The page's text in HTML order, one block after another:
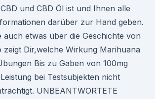
und CBD Öl ist und Ihnen alle
darüber zur Hand geben.
auch etwas über die Geschichte von
zeigt Dir,welche Wirkung Marihuana
Bis zu Gaben von 100mg
bei Testsubjekten nicht
UNBEANTWORTETE